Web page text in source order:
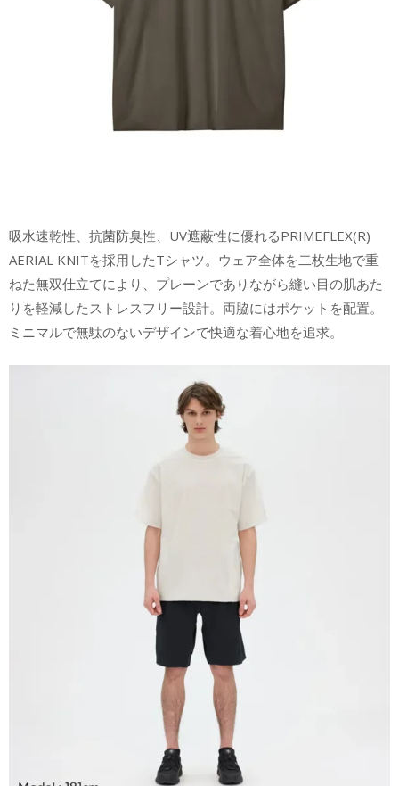
吸水速乾性、抗菌防臭性、UV遮蔽性に優れるPRIMEFLEX(R)
AERIAL KNITを採用したTシャツ。ウェア全体を二枚生地で重
ねた無双仕立てにより、プレーンでありながら縫い目の肌あた
りを軽減したストレスフリー設計。両脇にはポケットを配置。
ミニマルで無駄のないデザインで快適な着心地を追求。